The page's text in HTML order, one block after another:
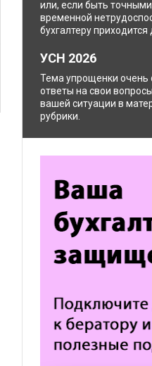
или, если быть
временной
бухгалтеру приходится
УСН 2026
Тема упрощенки
ответы на свои
вашей ситуации в
рубрики.